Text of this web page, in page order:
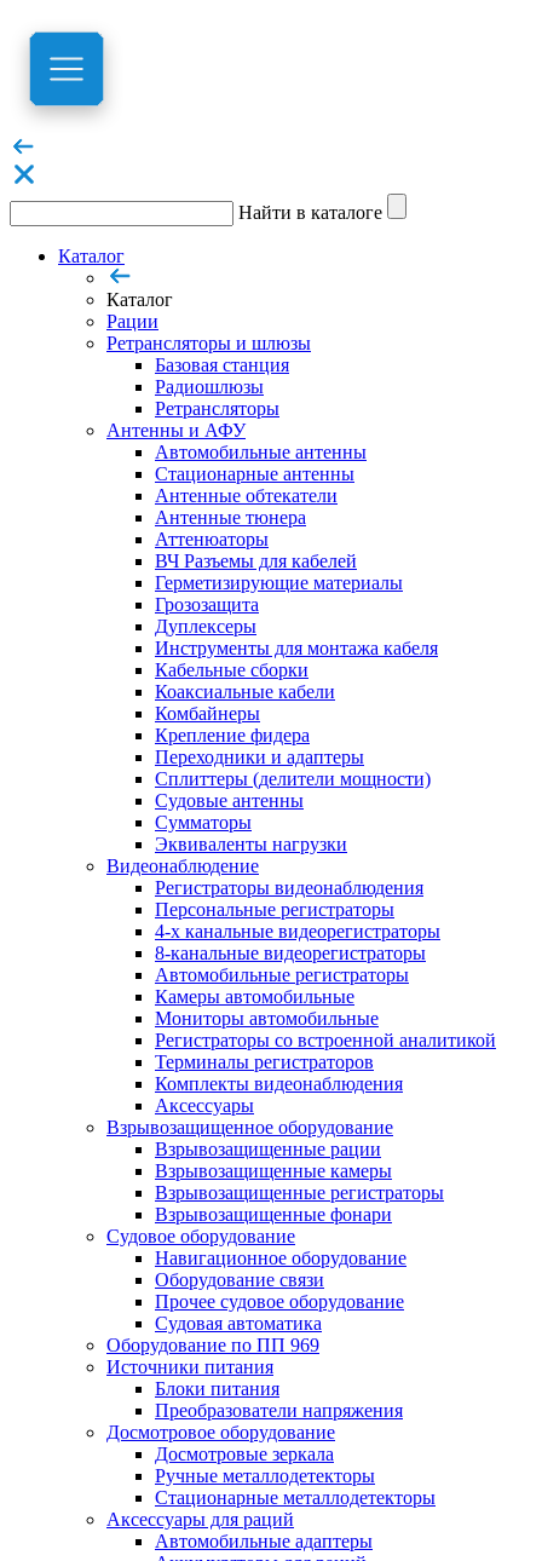
Найти в каталоге
Каталог
Каталог
Рации
Ретрансляторы и шлюзы
Базовая станция
Радиошлюзы
Ретрансляторы
Антенны и АФУ
Автомобильные антенны
Стационарные антенны
Антенные обтекатели
Антенные тюнера
Аттенюаторы
ВЧ Разъемы для кабелей
Герметизирующие материалы
Грозозащита
Дуплексеры
Инструменты для монтажа кабеля
Кабельные сборки
Коаксиальные кабели
Комбайнеры
Крепление фидера
Переходники и адаптеры
Сплиттеры (делители мощности)
Судовые антенны
Сумматоры
Эквиваленты нагрузки
Видеонаблюдение
Регистраторы видеонаблюдения
Персональные регистраторы
4-х канальные видеорегистраторы
8-канальные видеорегистраторы
Автомобильные регистраторы
Камеры автомобильные
Мониторы автомобильные
Регистраторы со встроенной аналитикой
Терминалы регистраторов
Комплекты видеонаблюдения
Аксессуары
Взрывозащищенное оборудование
Взрывозащищенные рации
Взрывозащищенные камеры
Взрывозащищенные регистраторы
Взрывозащищенные фонари
Судовое оборудование
Навигационное оборудование
Оборудование связи
Прочее судовое оборудование
Судовая автоматика
Оборудование по ПП 969
Источники питания
Блоки питания
Преобразователи напряжения
Досмотровое оборудование
Досмотровые зеркала
Ручные металлодетекторы
Стационарные металлодетекторы
Аксессуары для раций
Автомобильные адаптеры